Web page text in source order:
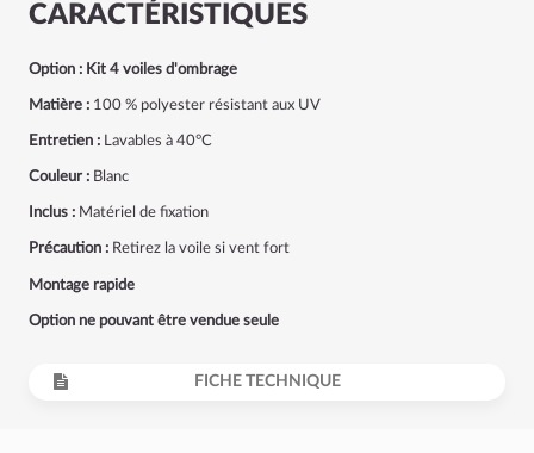
CARACTÉRISTIQUES
Option : Kit 4 voiles d'ombrage
Matière : 100 % polyester résistant aux UV
Entretien : Lavables à 40°C
Couleur : Blanc
Inclus : Matériel de fixation
Précaution : Retirez la voile si vent fort
Montage rapide
Option ne pouvant être vendue seule
FICHE TECHNIQUE